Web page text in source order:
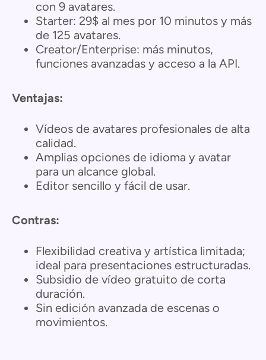
con 9 avatares.
Starter: 29$ al mes por 10 minutos y más
de 125 avatares.
Creator/Enterprise: más minutos,
funciones avanzadas y acceso a la API.
Ventajas:
Vídeos de avatares profesionales de alta
calidad.
Amplias opciones de idioma y avatar
para un alcance global.
Editor sencillo y fácil de usar.
Contras:
Flexibilidad creativa y artística limitada;
ideal para presentaciones estructuradas.
Subsidio de vídeo gratuito de corta
duración.
Sin edición avanzada de escenas o
movimientos.